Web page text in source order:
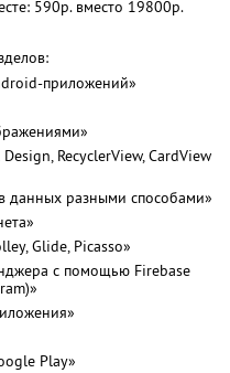
590р. вместо 19800р.
приложений»
RecyclerView, CardView
данных разными способами»
Glide, Picasso»
с помощью Firebase
Play»